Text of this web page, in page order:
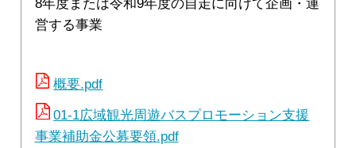
8年度または令和9年度の自走に向けて企画・運
営する事業
概要.pdf
01-1広域観光周遊バスプロモーション支援
事業補助金公募要領.pdf